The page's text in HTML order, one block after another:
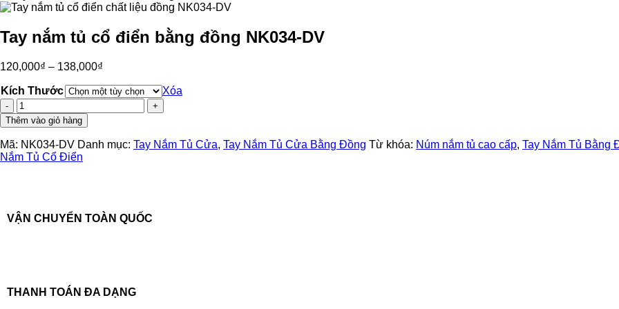
Tay nắm tủ cổ điển bằng đồng NK034-DV
120,000₫ – 138,000₫
Kích Thước
Xóa
Tay
nắm
tủ
cổ
điển
bằng
số
lượng
Thêm vào giỏ hàng
Mã: NK034-DV Danh mục: Tay Nắm Tủ Cửa, Tay Nắm Tủ Cửa Bằng Đồng Từ khóa: Núm nắm tủ cao cấp, Tay Nắm Tủ Bằng
Nắm Tủ Cổ Điển
VẬN CHUYỂN TOÀN QUỐC
THANH TOÁN ĐA DẠNG